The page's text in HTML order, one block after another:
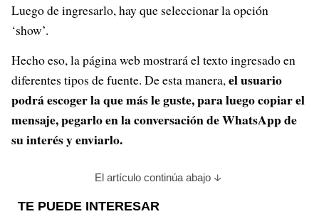
Luego de ingresarlo, hay que seleccionar la opción
‘show’.
Hecho eso, la página web mostrará el texto ingresado en
diferentes tipos de fuente. De esta manera,el usuario
podrá escoger la que más le guste, para luego copiar el
mensaje, pegarlo en la conversación de WhatsApp de
su interés y enviarlo.
El artículo continúa abajo
TE PUEDE INTERESAR